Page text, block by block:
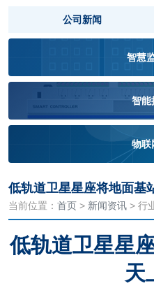
公司新闻
智慧
智能
物联
低轨道卫星星座将地面基
当前位置： 首页 > 新闻资讯 > 行
低轨道卫星星
天